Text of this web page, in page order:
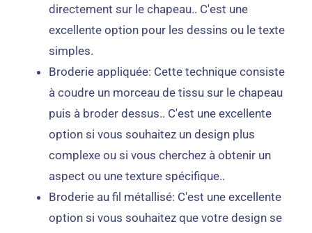
directement sur le chapeau.. C'est une
excellente option pour les dessins ou le texte
simples.
Broderie appliquée: Cette technique consiste
à coudre un morceau de tissu sur le chapeau
puis à broder dessus.. C'est une excellente
option si vous souhaitez un design plus
complexe ou si vous cherchez à obtenir un
aspect ou une texture spécifique..
Broderie au fil métallisé: C'est une excellente
option si vous souhaitez que votre design se